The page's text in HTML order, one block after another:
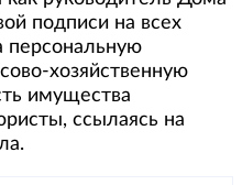
подписи на всех
персональную
хозяйственную
имущества
ссылаясь на